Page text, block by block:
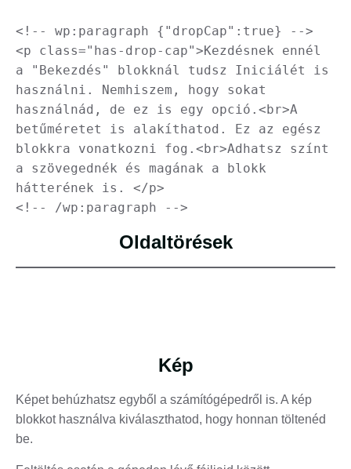
<!-- wp:paragraph {"dropCap":true} -->
<p class="has-drop-cap">Kezdésnek ennél
a "Bekezdés" blokknál tudsz Iniciálét is
használni. Nemhiszem, hogy sokat
használnád, de ez is egy opció.<br>A
betűméretet is alakíthatod. Ez az egész
blokkra vonatkozni fog.<br>Adhatsz színt
a szövegednék és magának a blokk
hátterének is. </p>
<!-- /wp:paragraph -->
Oldaltörések
Kép
Képet behúzhatsz egyből a számítógépedről is. A kép
blokkot használva kiválaszthatod, hogy honnan töltenéd
be.